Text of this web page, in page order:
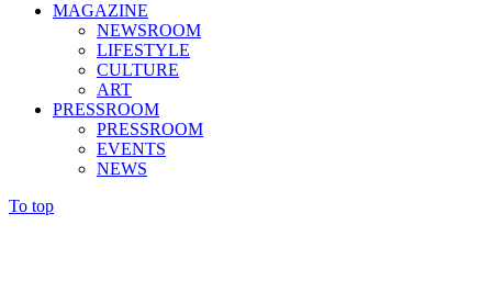
MAGAZINE
NEWSROOM
LIFESTYLE
CULTURE
ART
PRESSROOM
PRESSROOM
EVENTS
NEWS
To top